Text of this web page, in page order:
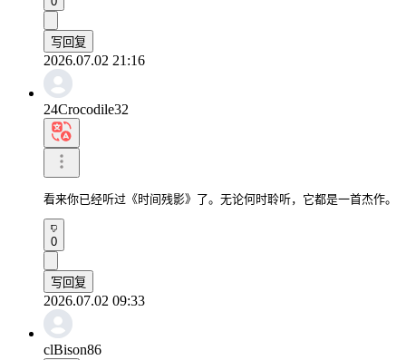
写回复
2026.07.02 21:16
24Crocodile32
看来你已经听过《时间残影》了。无论何时聆听，它都是一首杰作。
0
写回复
2026.07.02 09:33
clBison86